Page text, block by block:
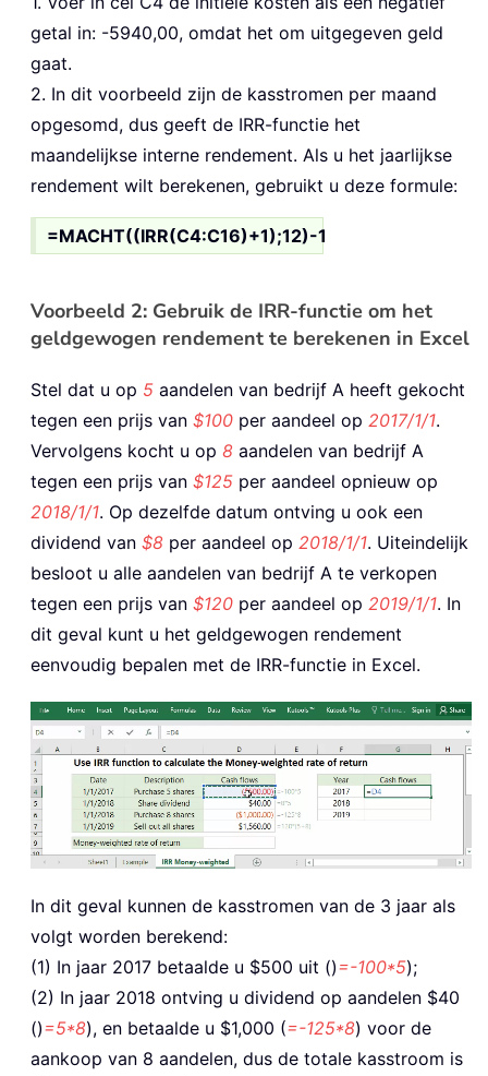
getal in: -5940,00, omdat het om uitgegeven geld
gaat.
2. In dit voorbeeld zijn de kasstromen per maand
opgesomd, dus geeft de IRR-functie het
maandelijkse interne rendement. Als u het jaarlijkse
rendement wilt berekenen, gebruikt u deze formule:
=MACHT((IRR(C4:C16)+1);12)-1
Voorbeeld 2: Gebruik de IRR-functie om het
geldgewogen rendement te berekenen in Excel
Stel dat u op 5 aandelen van bedrijf A heeft gekocht
tegen een prijs van $100 per aandeel op 2017/1/1.
Vervolgens kocht u op 8 aandelen van bedrijf A
tegen een prijs van $125 per aandeel opnieuw op
2018/1/1. Op dezelfde datum ontving u ook een
dividend van $8 per aandeel op 2018/1/1. Uiteindelijk
besloot u alle aandelen van bedrijf A te verkopen
tegen een prijs van $120 per aandeel op 2019/1/1. In
dit geval kunt u het geldgewogen rendement
eenvoudig bepalen met de IRR-functie in Excel.
In dit geval kunnen de kasstromen van de 3 jaar als
volgt worden berekend:
(1) In jaar 2017 betaalde u $500 uit ()=-100*5);
(2) In jaar 2018 ontving u dividend op aandelen $40
()=5*8), en betaalde u $1,000 (=-125*8) voor de
aankoop van 8 aandelen, dus de totale kasstroom is